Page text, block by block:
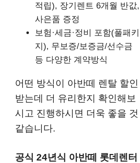
적립), 장기렌트 6개월 반값,
사은품 증정
보험·세금·정비 포함(풀패키
지), 무보증/보증금/선수금
등 다양한 계약방식
어떤 방식이 아반떼 렌탈 할인
받는데 더 유리한지 확인해보
시고 진행하시면 더욱 좋을 것
같습니다.
공식 24년식 아반떼 롯데렌터